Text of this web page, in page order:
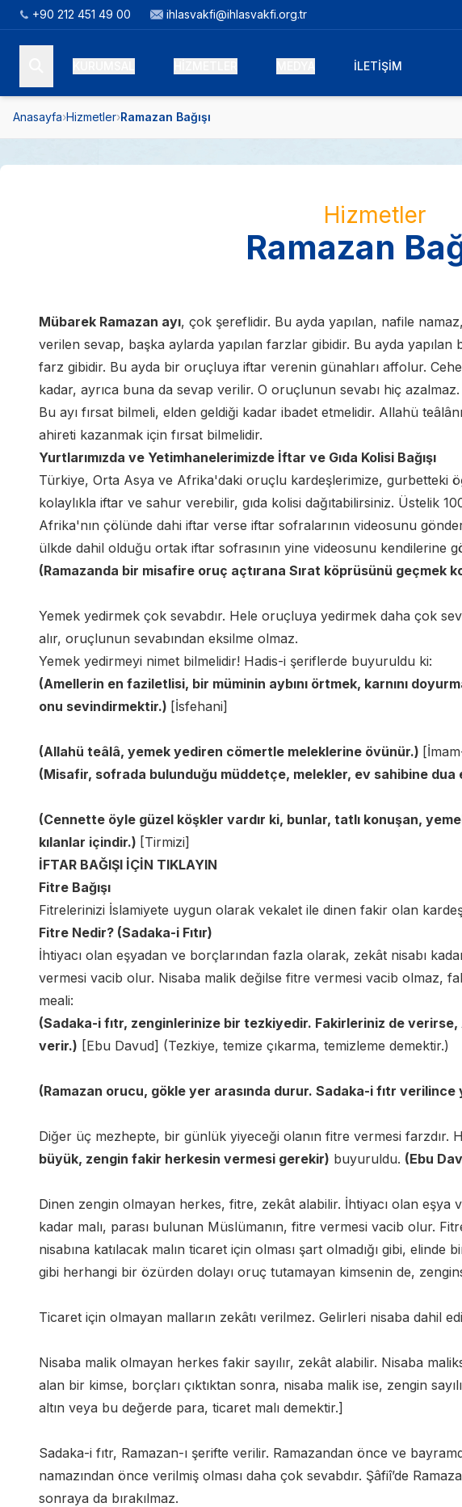
+90 212 451 49 00 ihlasvakfi@ihlasvakfi.org.tr
İLETİŞİM
Anasayfa›Hizmetler›Ramazan Bağışı
Hizmetler
Ramazan
Mübarek Ramazan ayı, çok şereflidir. Bu ayda yapılan, nafile
verilen sevap, başka aylarda yapılan farzlar gibidir. Bu ayda
farz gibidir. Bu ayda bir oruçluya iftar verenin günahları affolur.
kadar, ayrıca buna da sevap verilir. O oruçlunun sevabı hiç azalmaz.
Bu ayı fırsat bilmeli, elden geldiği kadar ibadet etmelidir. Allahü
ahireti kazanmak için fırsat bilmelidir.
Yurtlarımızda ve Yetimhanelerimizde İftar ve Gıda Kolisi Bağışı
Türkiye, Orta Asya ve Afrika'daki oruçlu kardeşlerimize, gurbetteki
kolaylıkla iftar ve sahur verebilir, gıda kolisi dağıtabilirsiniz. Üstelik
Afrika'nın çölünde dahi iftar verse iftar sofralarının videosunu
ülkde dahil olduğu ortak iftar sofrasının yine videosunu kendilerine
(Ramazanda bir misafire oruç açtırana Sırat köprüsünü geçmek
Yemek yedirmek çok sevabdır. Hele oruçluya yedirmek daha çok
alır, oruçlunun sevabından eksilme olmaz.
Yemek yedirmeyi nimet bilmelidir! Hadis-i şeriflerde buyuruldu ki:
(Amellerin en faziletlisi, bir müminin aybını örtmek, karnını
onu sevindirmektir.) [İsfehani]
(Allahü teâlâ, yemek yediren cömertle meleklerine övünür.)
(Misafir, sofrada bulunduğu müddetçe, melekler, ev sahibine dua
(Cennette öyle güzel köşkler vardır ki, bunlar, tatlı konuşan,
kılanlar içindir.) [Tirmizi]
İFTAR BAĞIŞI İÇİN TIKLAYIN
Fitre Bağışı
Fitrelerinizi İslamiyete uygun olarak vekalet ile dinen fakir olan
Fitre Nedir? (Sadaka-i Fıtır)
İhtiyacı olan eşyadan ve borçlarından fazla olarak, zekât nisabı
vermesi vacib olur. Nisaba malik değilse fitre vermesi vacib olmaz,
meali:
(Sadaka-i fıtr, zenginlerinize bir tezkiyedir. Fakirleriniz de
verir.) [Ebu Davud] (Tezkiye, temize çıkarma, temizleme demektir.)
(Ramazan orucu, gökle yer arasında durur. Sadaka-i fıtr verilince
Diğer üç mezhepte, bir günlük yiyeceği olanın fitre vermesi farzdır.
büyük, zengin fakir herkesin vermesi gerekir) buyuruldu. (Ebu
Dinen zengin olmayan herkes, fitre, zekât alabilir. İhtiyacı olan eşya
kadar malı, parası bulunan Müslümanın, fitre vermesi vacib olur.
nisabına katılacak malın ticaret için olması şart olmadığı gibi, elinde
gibi herhangi bir özürden dolayı oruç tutamayan kimsenin de,
Ticaret için olmayan malların zekâtı verilmez. Gelirleri nisaba dahil
Nisaba malik olmayan herkes fakir sayılır, zekât alabilir. Nisaba
alan bir kimse, borçları çıktıktan sonra, nisaba malik ise, zengin
altın veya bu değerde para, ticaret malı demektir.]
Sadaka-i fıtr, Ramazan-ı şerifte verilir. Ramazandan önce ve
namazından önce verilmiş olması daha çok sevabdır. Şâfiî’de
sonraya da bırakılmaz.